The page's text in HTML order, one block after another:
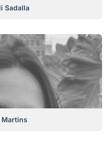
Sadalla
Martins